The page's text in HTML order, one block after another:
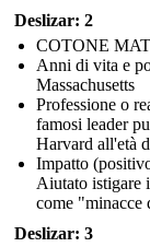
Deslizar: 2
COTONE
Anni di vita e
Massachusetts
Professione o
famosi leader
Harvard all'età
Impatto
Aiutato istigare
come "minacce
Deslizar: 3